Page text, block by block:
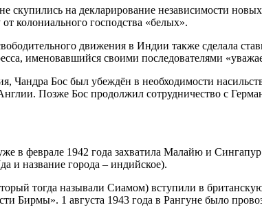
скупились на декларирование независимости
колониального господства «белых».
движения в Индии также сделала
именовавшийся своими последователями
Чандра Бос был убеждён в необходимости
Позже Бос продолжил сотрудничество с
феврале 1942 года захватила Малайю и
и название города – индийское).
тогда называли Сиамом) вступили в
Бирмы». 1 августа 1943 года в Рангуне было